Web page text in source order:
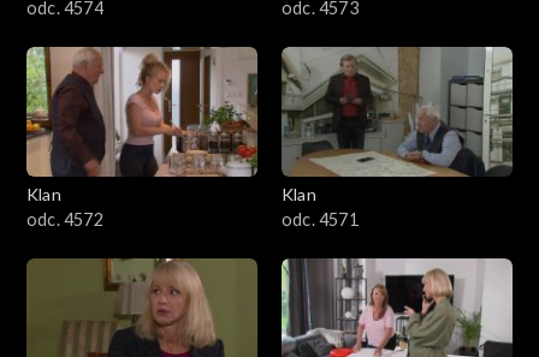
odc. 4574 odc. 4573
Klan
odc. 4572
Klan
odc. 4571